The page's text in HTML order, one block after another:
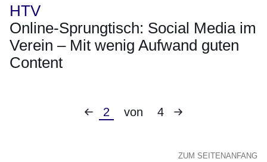
Oktober
2026)
HTV
Online-Sprungtisch: Social Media im
Verein – Mit wenig Aufwand guten
Content
Vorherige
Aktuelle
2 von 4
Nächste
ZUM SEITENANFANG